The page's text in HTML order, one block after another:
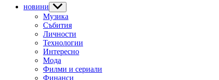
новини Show
sub
menu
Музика
Събития
Личности
Технологии
Интересно
Мода
Филми и сериали
Финанси